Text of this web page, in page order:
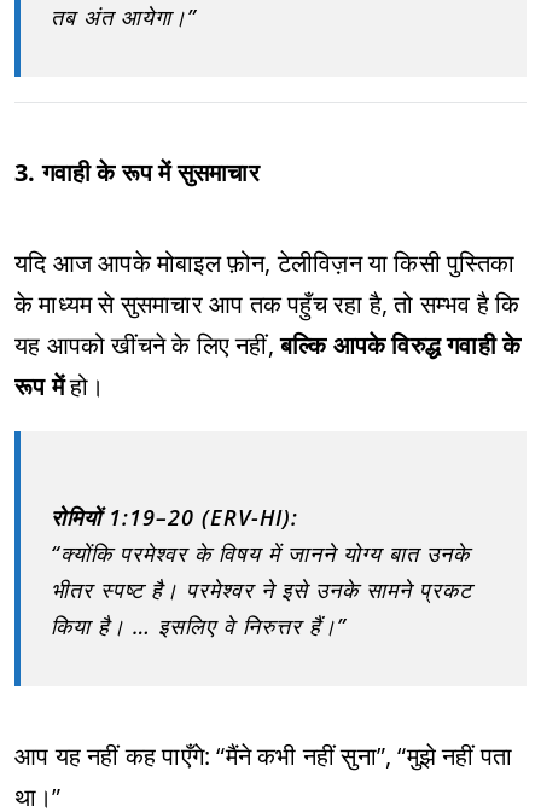
तब अंत आयेगा।”
3. गवाही के रूप में सुसमाचार
यदि आज आपके मोबाइल फ़ोन, टेलीविज़न या किसी पुस्तिका
के माध्यम से सुसमाचार आप तक पहुँच रहा है, तो सम्भव है कि
यह आपको खींचने के लिए नहीं,बल्कि आपके विरुद्ध गवाही के
रूप मेंहो।
रोमियों 1:19–20 (ERV-HI):
“क्योंकि परमेश्वर के विषय में जानने योग्य बात उनके
भीतर स्पष्ट है। परमेश्वर ने इसे उनके सामने प्रकट
किया है। … इसलिए वे निरुत्तर हैं।”
आप यह नहीं कह पाएँगे: “मैंने कभी नहीं सुना”, “मुझे नहीं पता
था।”